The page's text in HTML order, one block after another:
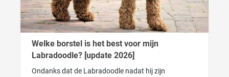
Welke borstel is het best voor mijn
Labradoodle? [update 2026]
Ondanks dat de Labradoodle nadat hij zijn